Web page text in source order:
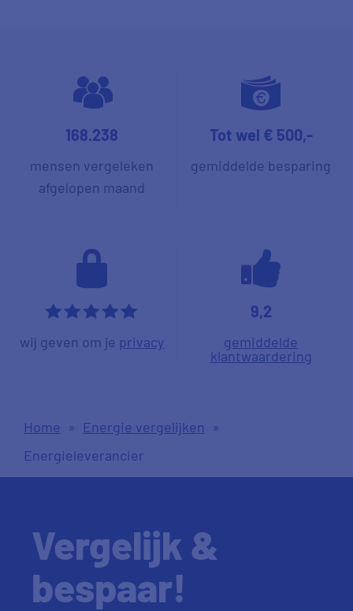
168.238
mensen vergeleken
afgelopen maand
Tot wel € 500,-
gemiddelde besparing
*****
wij geven om je privacy
9,2
gemiddelde
klantwaardering
Home » Energie vergelijken »
Energieleverancier
Vergelijk &
bespaar!